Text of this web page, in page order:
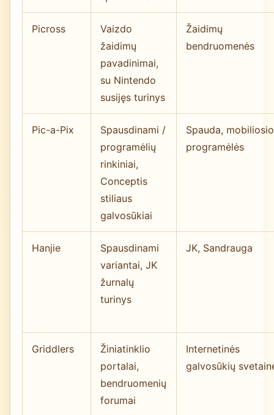
Picross
Vaizdo
žaidimų
pavadinimai,
su Nintendo
susijęs turinys
Žaidimų
bendruomenės
Pic-a-Pix
Spausdinami /
programėlių
rinkiniai,
Conceptis
stiliaus
galvosūkiai
Spauda,
programėlės
Hanjie
Spausdinami
variantai, JK
žurnalų
turinys
JK, Sandrauga
Griddlers
Žiniatinklio
portalai,
bendruomenių
forumai
Internetinės
galvosūkių